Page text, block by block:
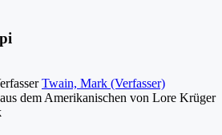
Twain, Mark (Verfasser)
dem Amerikanischen von Lore Krüger